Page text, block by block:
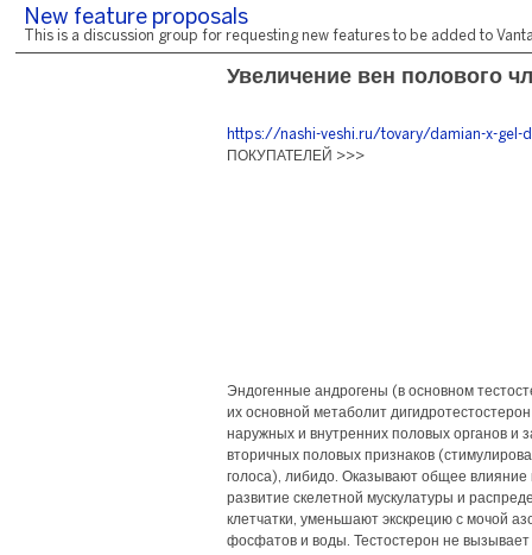
New feature proposals
This is a discussion group for requesting new features to be added to
Увеличение вен полового
https://nashi-veshi.ru/tovary/damian-x-gel-
ПОКУПАТЕЛЕЙ >>>
Эндогенные андрогены (в основном
их основной метаболит
наружных и внутренних половых органов и
вторичных половых признаков
голоса), либидо. Оказывают общее влияние
развитие скелетной мускулатуры и
клетчатки, уменьшают экскрецию с мочой
фосфатов и воды. Тестостерон не вызывает